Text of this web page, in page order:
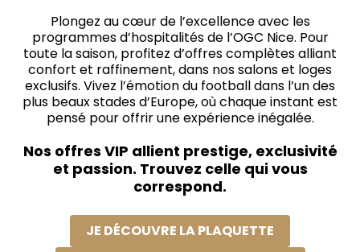
Plongez au cœur de l’excellence avec les
programmes d’hospitalités de l’OGC Nice. Pour
toute la saison, profitez d’offres complètes alliant
confort et raffinement, dans nos salons et loges
exclusifs. Vivez l’émotion du football dans l’un des
plus beaux stades d’Europe, où chaque instant est
pensé pour offrir une expérience inégalée.
Nos offres VIP allient prestige, exclusivité
et passion. Trouvez celle qui vous
correspond.
JE DÉCOUVRE LA PLAQUETTE